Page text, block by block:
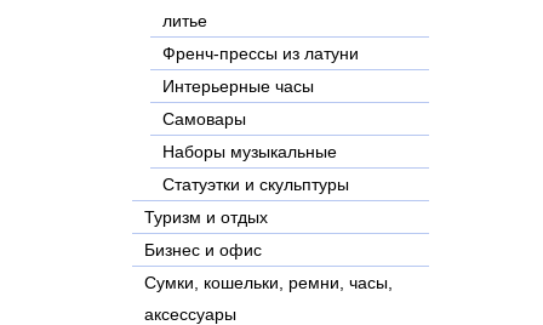
литье
Френч-прессы из латуни
Интерьерные часы
Самовары
Наборы музыкальные
Статуэтки и скульптуры
Туризм и отдых
Бизнес и офис
Сумки, кошельки, ремни, часы,
аксессуары